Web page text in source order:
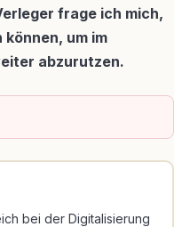
frage ich mich,
um im
abzurutzen.
bei der Digitalisierung